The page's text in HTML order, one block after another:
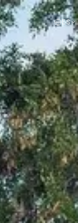
ES